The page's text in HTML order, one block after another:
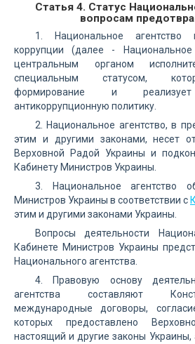
Статья 4. Статус
вопросам
1. Национальное агентство
коррупции (далее - Национальное
центральным органом
специальным статусом,
формирование и реализует
антикоррупционную политику.
2. Национальное агентство, в
этим и другими законами, несет
Верховной Радой Украины и
Кабинету Министров Украины.
3. Национальное агентство
Министров Украины в соответствии с
этим и другими законами Украины.
Вопросы деятельности
Кабинете Министров Украины
Национального агентства.
4. Правовую основу
агентства составляют
международные договоры,
которых предоставлено
настоящий и другие законы